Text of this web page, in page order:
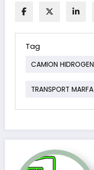
Tag
CAMION HIDROGEN
TRANSPORT MARFA